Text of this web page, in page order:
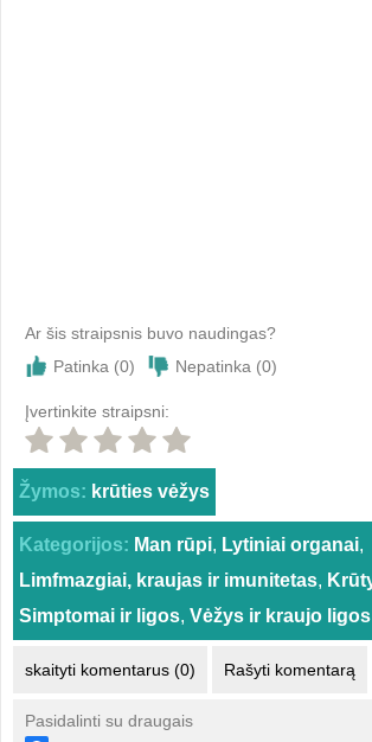
Ar šis straipsnis buvo naudingas?
Patinka (0) Nepatinka (0)
Įvertinkite straipsni:
Žymos: krūties vėžys
Kategorijos: Man rūpi, Lytiniai organai,
Limfmazgiai, kraujas ir imunitetas,
Simptomai ir ligos, Vėžys ir kraujo ligos
skaityti komentarus (0) Rašyti komentarą
Pasidalinti su draugais